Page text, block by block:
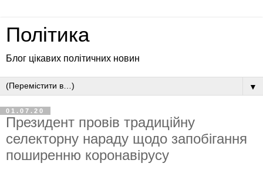
Політика
Блог цікавих політичних новин
▼
01.07.20
Президент провів традиційну
селекторну нараду щодо запобігання
поширенню коронавірусу